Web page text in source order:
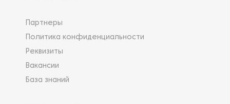
Партнеры
Политика конфиденциальности
Реквизиты
Вакансии
База знаний